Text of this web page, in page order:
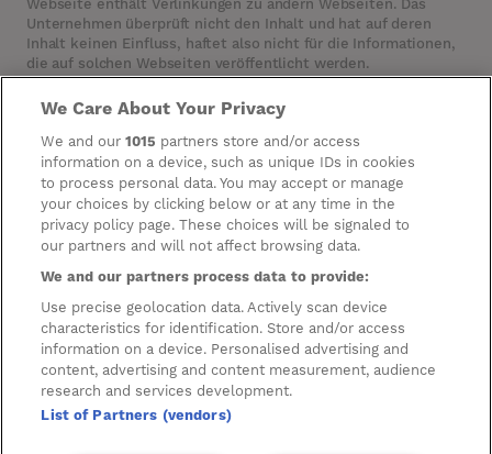
Webseite enthält Verlinkungen zu andern Webseiten. Das
Unternehmen überprüft nicht den Inhalt und hat auf deren
Inhalt keinen Einfluss, haftet also nicht für die Informationen,
die auf solchen Webseiten veröffentlicht werden.
Cookies
Manage Preferences
Datenschutzeinstellungen
Information zur Verarbeitung
Personenbezogener Daten
Hausordnung
Parkhausordnung
Datenschutzerklärung für Bau und Fit-Out
We Care About Your Privacy
We and our1015 partners store and/or access
information on a device, such as unique IDs in cookies
to process personal data. You may accept or manage
your choices by clicking below or at any time in the
privacy policy page. These choices will be signaled to
our partners and will not affect browsing data.
We and our partners process data to provide:
Use precise geolocation data. Actively scan device
characteristics for identification. Store and/or access
information on a device. Personalised advertising and
content, advertising and content measurement, audience
research and services development.
List of Partners (vendors)